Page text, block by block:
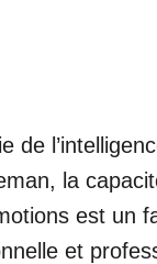
de
la
est un
et